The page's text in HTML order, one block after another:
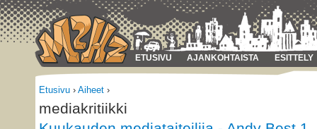
ETUSIVU AJANKOHTAISTA ESITTELY
Etusivu › Aiheet ›
mediakritiikki